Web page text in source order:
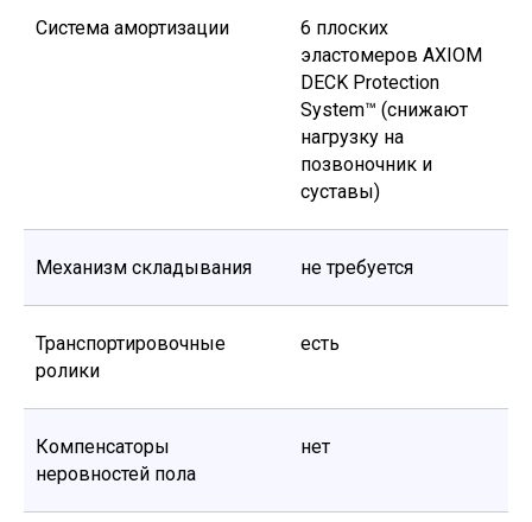
Система амортизации
6 плоских
эластомеров AXIOM
DECK Protection
System™ (снижают
нагрузку на
позвоночник и
суставы)
Механизм складывания не требуется
Транспортировочные
ролики
есть
Компенсаторы
неровностей пола
нет